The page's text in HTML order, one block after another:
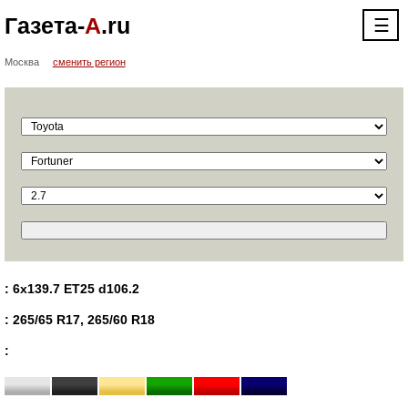
Газета-А.ru ☰
Москва сменить регион
: 6x139.7 ET25 d106.2
: 265/65 R17, 265/60 R18
: